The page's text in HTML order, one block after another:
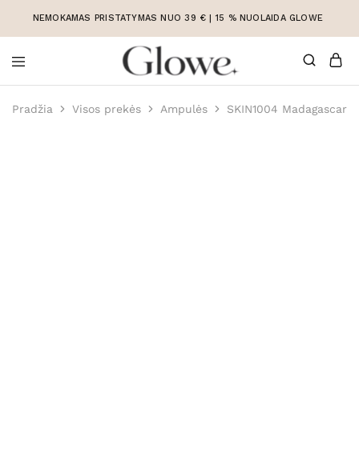
NEMOKAMAS PRISTATYMAS NUO 39 € | 15 % NUOLAIDA GLOWE
Korėjietiška
Korėjietiška
internetu
Pradžia Visos prekės Ampulės SKIN1004 Madagascar